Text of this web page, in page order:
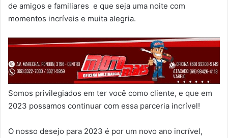
de amigos e familiares e que seja uma noite com
momentos incríveis e muita alegria.
Somos privilegiados em ter você como cliente, e que em
2023 possamos continuar com essa parceria incrível!
O nosso desejo para 2023 é por um novo ano incrível,